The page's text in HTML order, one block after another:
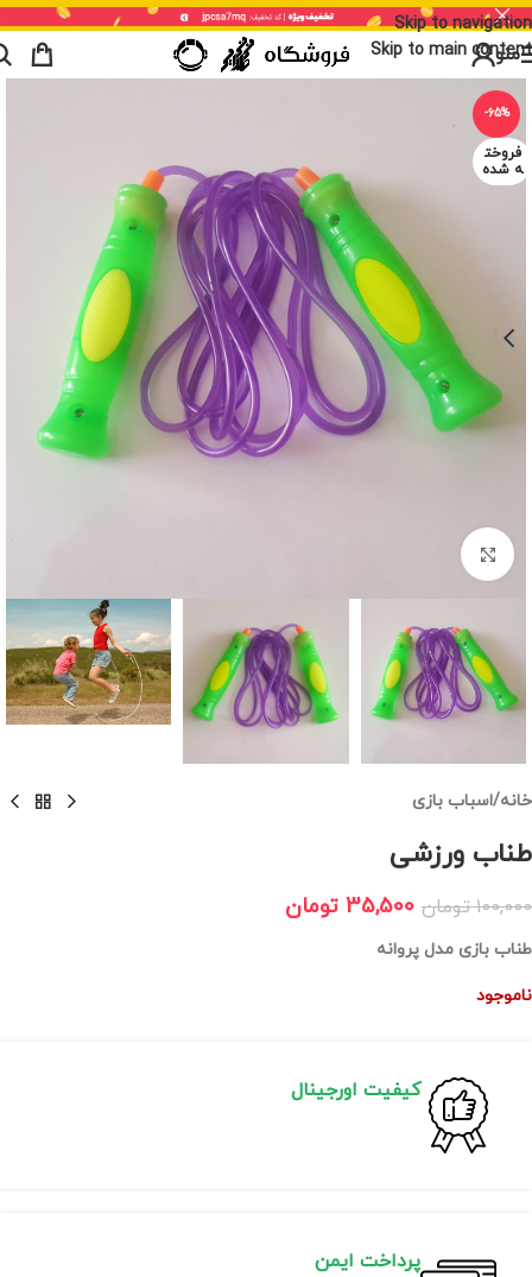
Skip to navigation
Skip to main content
منو
-65%
فروخت
ه شده
برای بزرگنمایی کلیک کنید
خانه/اسباب بازی
طناب ورزشی
100,000 تومان 35,500 تومان
طناب بازی مدل پروانه
ناموجود
کیفیت اورجینال
پرداخت ایمن